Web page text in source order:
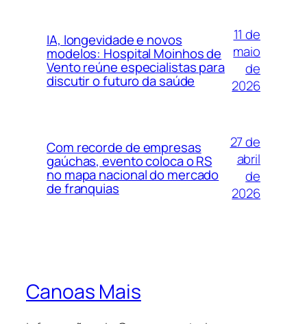
IA, longevidade e novos
modelos: Hospital Moinhos de
Vento reúne especialistas para
discutir o futuro da saúde
11 de
maio
de
2026
Com recorde de empresas
gaúchas, evento coloca o RS
no mapa nacional do mercado
de franquias
27 de
abril
de
2026
Canoas Mais